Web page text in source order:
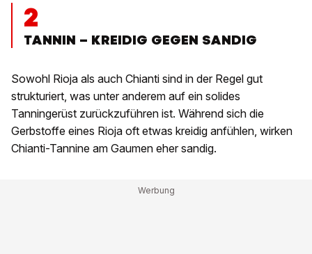
2
TANNIN – KREIDIG GEGEN SANDIG
Sowohl Rioja als auch Chianti sind in der Regel gut
strukturiert, was unter anderem auf ein solides
Tanningerüst zurückzuführen ist. Während sich die
Gerbstoffe eines Rioja oft etwas kreidig anfühlen, wirken
Chianti-Tannine am Gaumen eher sandig.